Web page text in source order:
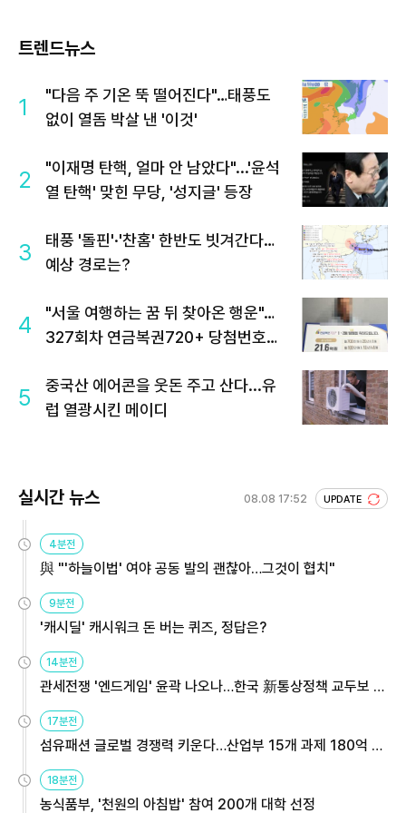
트렌드뉴스
1
"다음 주 기온 뚝 떨어진다"…태풍도
없이 열돔 박살 낸 '이것'
2
"이재명 탄핵, 얼마 안 남았다"...'윤석
열 탄핵' 맞힌 무당, '성지글' 등장
3
태풍 '돌핀'·'찬홈' 한반도 빗겨간다…
예상 경로는?
4
"서울 여행하는 꿈 뒤 찾아온 행운"…
327회차 연금복권720+ 당첨번호조
5
중국산 에어콘을 웃돈 주고 산다...유
럽 열광시킨 메이디
실시간 뉴스 08.08 17:52 UPDATE
4분전
與 "'하늘이법' 여야 공동 발의 괜찮아…그것이 협치"
9분전
'캐시딜' 캐시워크 돈 버는 퀴즈, 정답은?
14분전
관세전쟁 '엔드게임' 윤곽 나오나…한국 新통상정책 교두보 활
용해야
17분전
섬유패션 글로벌 경쟁력 키운다…산업부 15개 과제 180억 지
원
18분전
농식품부, '천원의 아침밥' 참여 200개 대학 선정